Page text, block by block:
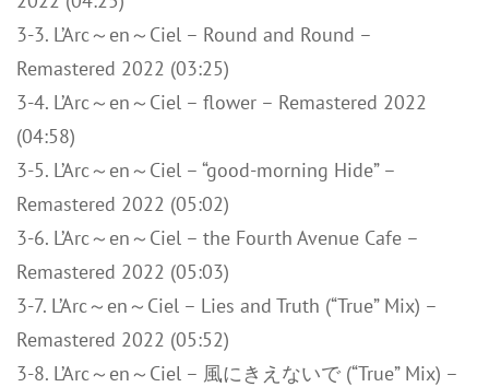
3-3. L’Arc～en～Ciel – Round and Round –
Remastered 2022 (03:25)
3-4. L’Arc～en～Ciel – flower – Remastered 2022
(04:58)
3-5. L’Arc～en～Ciel – “good-morning Hide” –
Remastered 2022 (05:02)
3-6. L’Arc～en～Ciel – the Fourth Avenue Cafe –
Remastered 2022 (05:03)
3-7. L’Arc～en～Ciel – Lies and Truth (“True” Mix) –
Remastered 2022 (05:52)
3-8. L’Arc～en～Ciel – 風にきえないで (“True” Mix) –